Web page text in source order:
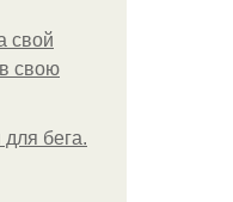
свой
свою
для бега.